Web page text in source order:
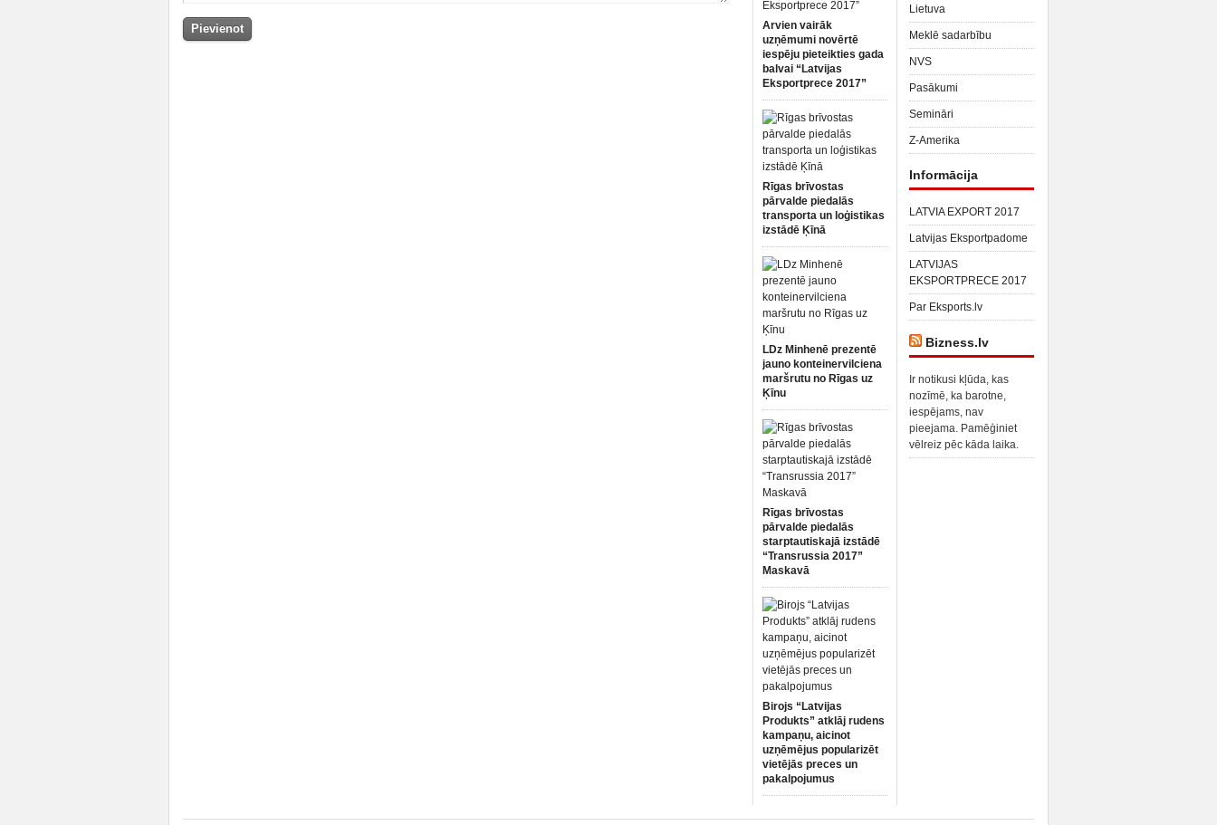
Arvien vairāk
uzņēmumi novērtē
iespēju pieteikties gada
balvai “Latvijas
Eksportprece 2017”
Rīgas brīvostas
pārvalde piedalās
transporta un loģistikas
izstādē Ķīnā
LDz Minhenē prezentē
jauno konteinervilciena
maršrutu no Rīgas uz
Ķīnu
Rīgas brīvostas
pārvalde piedalās
starptautiskajā izstādē
“Transrussia 2017”
Maskavā
Birojs “Latvijas
Produkts” atklāj rudens
kampaņu, aicinot
uzņēmējus popularizēt
vietējās preces un
pakalpojumus
Lietuva
Meklē sadarbību
NVS
Pasākumi
Semināri
Z-Amerika
Informācija
LATVIA EXPORT 2017
Latvijas Eksportpadome
LATVIJAS
EKSPORTPRECE 2017
Par Eksports.lv
Bizness.lv
Ir notikusi kļūda, kas
nozīmē, ka barotne,
iespējams, nav
pieejama. Pamēģiniet
vēlreiz pēc kāda laika.